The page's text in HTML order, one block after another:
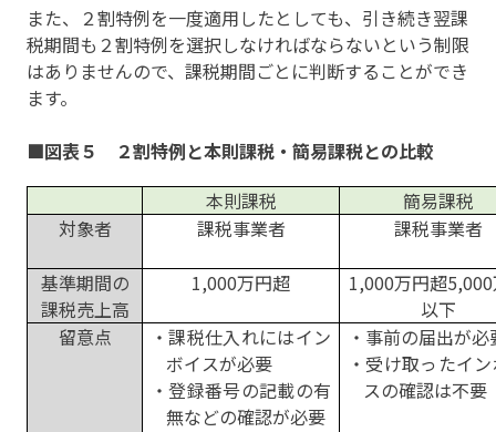
また、２割特例を一度適用したとしても、引き続き翌課
税期間も２割特例を選択しなければならないという制限
はありませんので、課税期間ごとに判断することができ
ます。
■図表５ ２割特例と本則課税・簡易課税との比較
本則課税
簡易課税
対象者
課税事業者 課税事業者
基準期間の
課税売上高
1,000万円超
1,000万円超
以下
留意点
・課税仕入れにはイン
ボイスが必要
・登録番号の記載の有
無などの確認が必要
・事前の届出が必
・受け取ったイ
スの確認は不要